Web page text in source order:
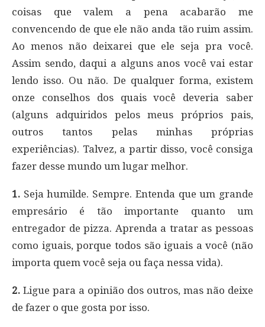
coisas que valem a pena acabarão me
convencendo de que ele não anda tão ruim assim.
Ao menos não deixarei que ele seja pra você.
Assim sendo, daqui a alguns anos você vai estar
lendo isso. Ou não. De qualquer forma, existem
onze conselhos dos quais você deveria saber
(alguns adquiridos pelos meus próprios pais,
outros tantos pelas minhas próprias
experiências). Talvez, a partir disso, você consiga
fazer desse mundo um lugar melhor.
1. Seja humilde. Sempre. Entenda que um grande
empresário é tão importante quanto um
entregador de pizza. Aprenda a tratar as pessoas
como iguais, porque todos são iguais a você (não
importa quem você seja ou faça nessa vida).
2. Ligue para a opinião dos outros, mas não deixe
de fazer o que gosta por isso.